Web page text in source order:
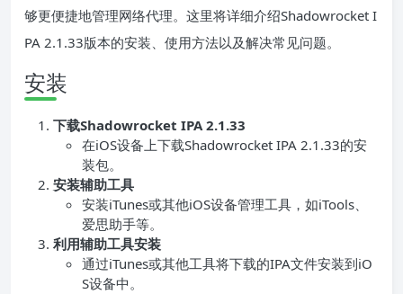
够更便捷地管理网络代理。这里将详细介绍Shadowrocket I
PA 2.1.33版本的安装、使用方法以及解决常见问题。
安装
下载Shadowrocket IPA 2.1.33
在iOS设备上下载Shadowrocket IPA 2.1.33的安
装包。
安装辅助工具
安装iTunes或其他iOS设备管理工具，如iTools、
爱思助手等。
利用辅助工具安装
通过iTunes或其他工具将下载的IPA文件安装到iO
S设备中。